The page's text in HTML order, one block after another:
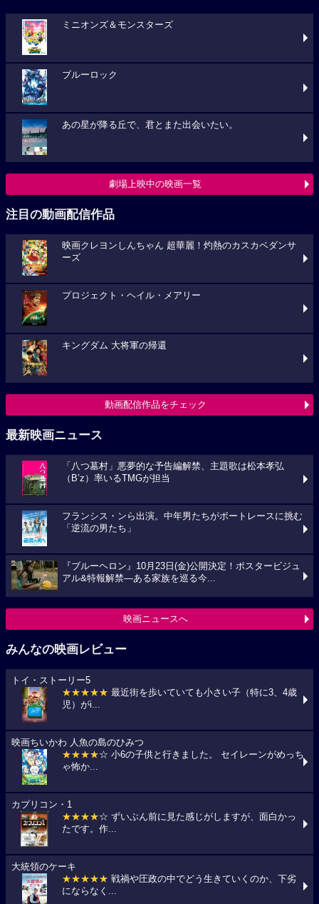
ミニオンズ＆モンスターズ
ブルーロック
あの星が降る丘で、君とまた出会いたい。
劇場上映中の映画一覧
注目の動画配信作品
映画クレヨンしんちゃん 超華麗！灼熱のカスカベダンサ
ーズ
プロジェクト・ヘイル・メアリー
キングダム 大将軍の帰還
動画配信作品をチェック
最新映画ニュース
「八つ墓村」悪夢的な予告編解禁、主題歌は松本孝弘
（B’z）率いるTMGが担当
フランシス・ンら出演。中年男たちがボートレースに挑む
「逆流の男たち」
『ブルーヘロン』10月23日(金)公開決定！ポスタービジュ
アル&特報解禁―ある家族を巡る今...
映画ニュースへ
みんなの映画レビュー
トイ・ストーリー5
★★★★★ 最近街を歩いていても小さい子（特に3、4歳
児）がi...
映画ちいかわ 人魚の島のひみつ
★★★★☆ 小6の子供と行きました。 セイレーンがめっち
ゃ怖か...
カプリコン・1
★★★★☆ ずいぶん前に見た感じがしますが、面白かっ
たです。作...
大統領のケーキ
★★★★★ 戦禍や圧政の中でどう生きていくのか、下劣
にならなく...